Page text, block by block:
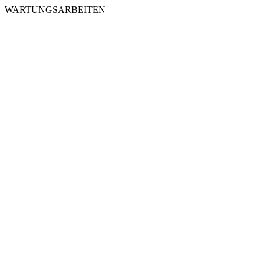
WARTUNGSARBEITEN